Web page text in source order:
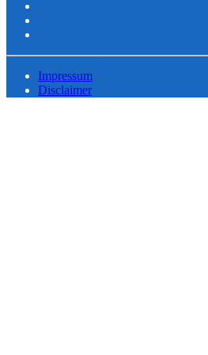
Impressum
Disclaimer